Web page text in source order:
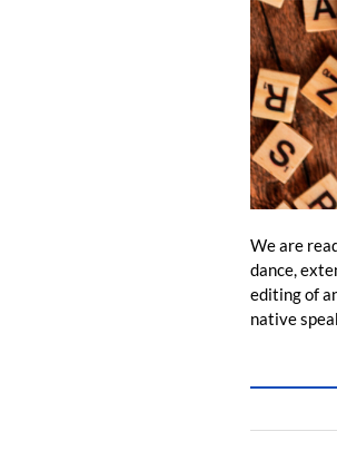
We are
dance,
editing of
native